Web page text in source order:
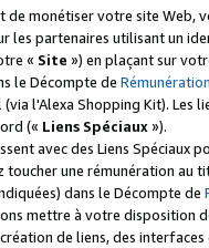
de monétiser votre site Web,
les partenaires utilisant un
« Site ») en plaçant sur
le Décompte de
l'Alexa Shopping Kit).
(« Liens Spéciaux»).
avec des Liens Spéciaux
une rémunération
dans le Décompte de
mettre à votre disposition
de liens, des